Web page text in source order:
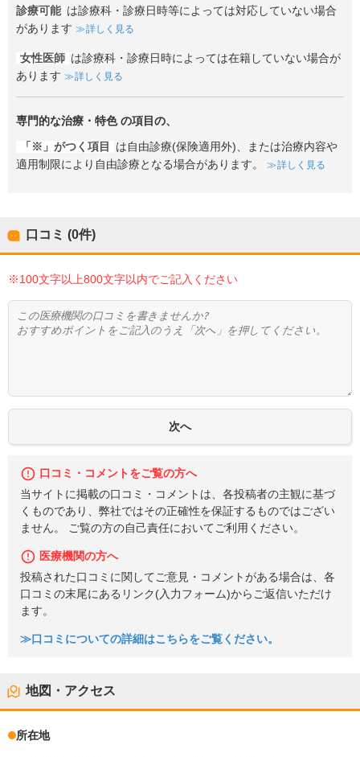
診療可能 は診療科・診療日時等によっては対応していない場合
があります
詳しく見る
女性医師 は診療科・診療日時によっては在籍していない場合が
あります
詳しく見る
専門的な治療・特色の項目の、
「※」がつく項目
は自由診療(保険適用外)、または治療内容や
適用制限により自由診療となる場合があります。
詳しく見る
口コミ (0件)
※100文字以上800文字以内でご記入ください
口コミ・コメントをご覧の方へ
当サイトに掲載の口コミ・コメントは、各投稿者の主観に基づ
くものであり、弊社ではその正確性を保証するものではござい
ません。 ご覧の方の自己責任においてご利用ください。
医療機関の方へ
投稿された口コミに関してご意見・コメントがある場合は、各
口コミの末尾にあるリンク(入力フォーム)からご返信いただけ
ます。
≫口コミについての詳細はこちらをご覧ください。
地図・アクセス
所在地